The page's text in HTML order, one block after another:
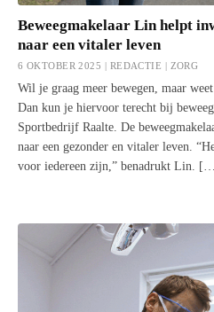
Beweegmakelaar Lin helpt
naar een vitaler leven
6 OKTOBER 2025 | REDACTIE | ZORG
Wil je graag meer bewegen, maar
Dan kun je hiervoor terecht bij
Sportbedrijf Raalte. De
naar een gezonder en vitaler leven.
voor iedereen zijn,” benadrukt Lin.